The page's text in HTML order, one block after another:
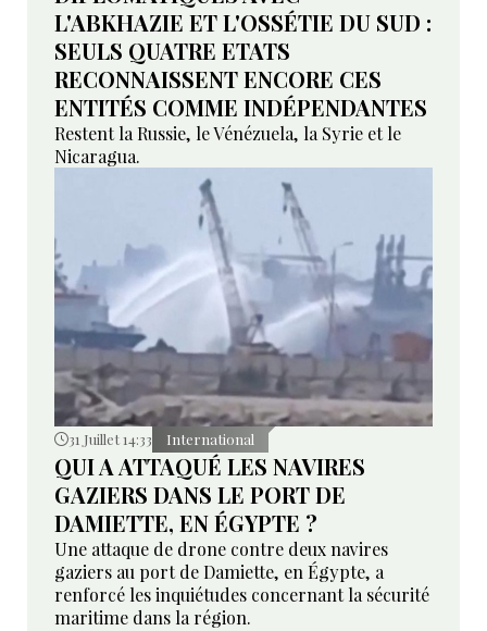
L'ABKHAZIE ET L'OSSÉTIE DU SUD :
SEULS QUATRE ETATS
RECONNAISSENT ENCORE CES
ENTITÉS COMME INDÉPENDANTES
Restent la Russie, le Vénézuela, la Syrie et le
Nicaragua.
31 Juillet 14:33 International
QUI A ATTAQUÉ LES NAVIRES
GAZIERS DANS LE PORT DE
DAMIETTE, EN ÉGYPTE ?
Une attaque de drone contre deux navires
gaziers au port de Damiette, en Égypte, a
renforcé les inquiétudes concernant la sécurité
maritime dans la région.